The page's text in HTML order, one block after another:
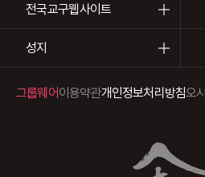
전국교구웹사이트
성지
그룹웨어이용약관개인정보처리방침오